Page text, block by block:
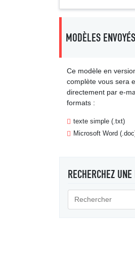
MODÈLES
Ce modèle en
complète vous sera
directement par e-
formats :
texte simple (.txt)
Microsoft Word
RECHERCHEZ